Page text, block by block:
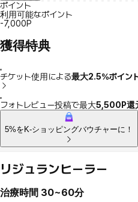
ポイント
利用可能なポイント
-7,000P
獲得特典
チケット使用による最大2.5％ポイン
フォトレビュー投稿で最大5,500P還
5%をK-ショッピングバウチャーに！
リジュランヒーラー
治療時間 30~60分